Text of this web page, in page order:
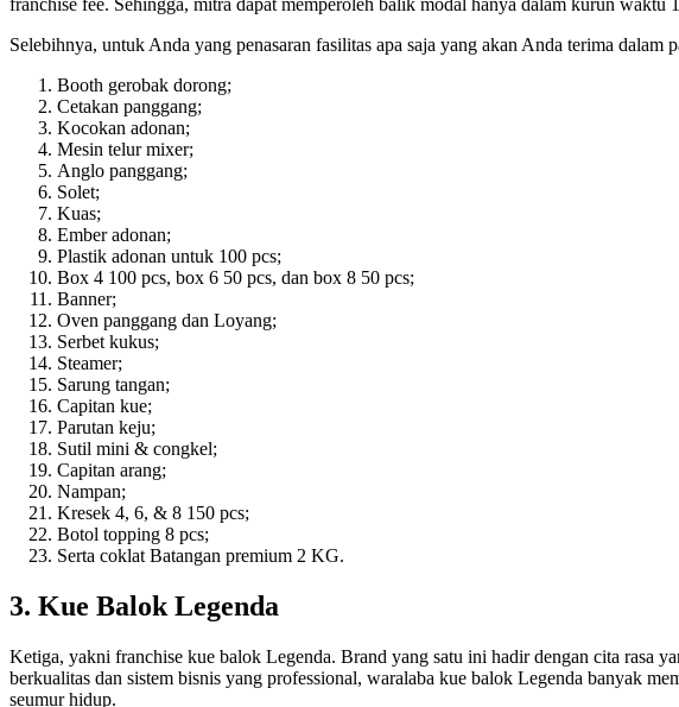
franchise fee. Sehingga, mitra dapat memperoleh balik modal hanya dalam kurun waktu
Selebihnya, untuk Anda yang penasaran fasilitas apa saja yang akan Anda terima
Booth gerobak dorong;
Cetakan panggang;
Kocokan adonan;
Mesin telur mixer;
Anglo panggang;
Solet;
Kuas;
Ember adonan;
Plastik adonan untuk 100 pcs;
Box 4 100 pcs, box 6 50 pcs, dan box 8 50 pcs;
Banner;
Oven panggang dan Loyang;
Serbet kukus;
Steamer;
Sarung tangan;
Capitan kue;
Parutan keju;
Sutil mini & congkel;
Capitan arang;
Nampan;
Kresek 4, 6, & 8 150 pcs;
Botol topping 8 pcs;
Serta coklat Batangan premium 2 KG.
3. Kue Balok Legenda
Ketiga, yakni franchise kue balok Legenda. Brand yang satu ini hadir dengan cita rasa
berkualitas dan sistem bisnis yang professional, waralaba kue balok Legenda banyak
seumur hidup.